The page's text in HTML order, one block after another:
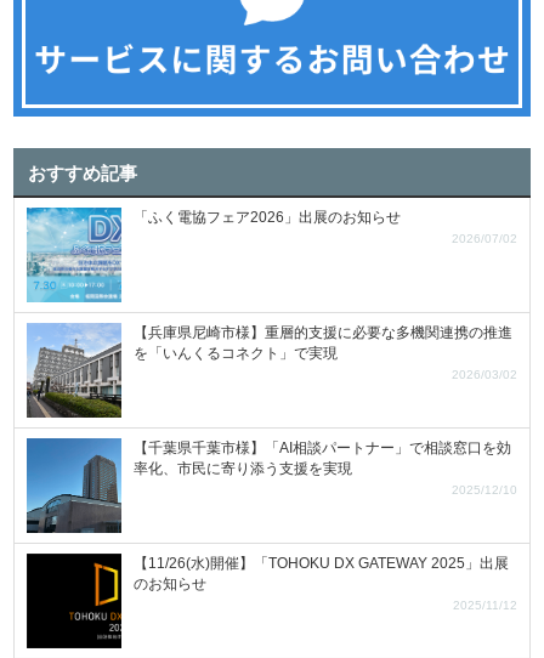
おすすめ記事
「ふく電協フェア2026」出展のお知らせ
2026/07/02
【兵庫県尼崎市様】重層的支援に必要な多機関連携の推進
を「いんくるコネクト」で実現
2026/03/02
【千葉県千葉市様】「AI相談パートナー」で相談窓口を効
率化、市民に寄り添う支援を実現
2025/12/10
【11/26(水)開催】「TOHOKU DX GATEWAY 2025」出展
のお知らせ
2025/11/12